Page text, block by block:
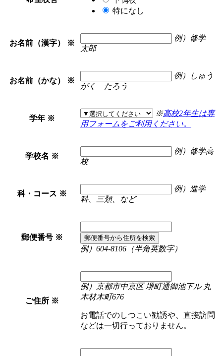
特になし
お名前（漢字） ※
例）修学
太郎
お名前（かな） ※
例）しゅう
がく たろう
学年※
※高校2年生は専
用フォームをご利用ください。
学校名 ※
例）修学高
校
科・コース ※
例）進学
科、三類、など
郵便番号※ 郵便番号から住所を検索
例）604-8106（半角英数字）
ご住所※
例）京都市中京区 堺町通御池下ル 丸
木材木町676
お電話でのしつこい勧誘や、直接訪問
などは一切行っておりません。